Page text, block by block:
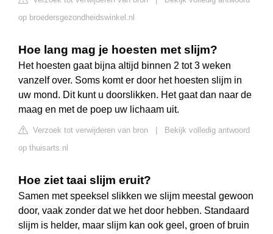
op broedersgezondheidswinkel.nl
Hoe lang mag je hoesten met slijm?
Het hoesten gaat bijna altijd binnen 2 tot 3 weken
vanzelf over. Soms komt er door het hoesten slijm in
uw mond. Dit kunt u doorslikken. Het gaat dan naar de
maag en met de poep uw lichaam uit.
Verzoek tot verwijderen van bron
Bekijk volledig antwoord
op thuisarts.nl
Hoe ziet taai slijm eruit?
Samen met speeksel slikken we slijm meestal gewoon
door, vaak zonder dat we het door hebben. Standaard
slijm is helder, maar slijm kan ook geel, groen of bruin